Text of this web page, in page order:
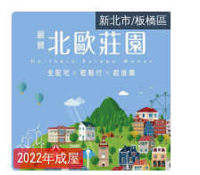
新北市/板橋區
2022年成屋